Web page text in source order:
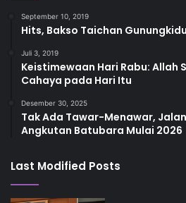
September 10, 2019
Hits, Bakso Taichan
Juli 3, 2019
Keistimewaan Hari Rabu: Allah
Cahaya pada Hari Itu
Desember 30, 2025
Tak Ada Tawar-Menawar,
Angkutan Batubara Mulai 2026
Last Modified Posts